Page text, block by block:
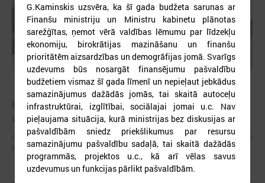
2026. gada 15. jūlijs
LPS: Interaktīvā karte vienkopus parāda plašu un
detalizētu informāciju par skolu tīklu Latvijā
LPS: Interaktīvā karte vienkopus parāda plašu un detalizētu informāciju
par skolu tīklu Latvijā
G.Kaminskis uzsvēra, ka šī gada budžeta sarunas ar
Finanšu ministriju un Ministru kabinetu plānotas
sarežģītas, ņemot vērā valdības lēmumu par līdzekļu
ekonomiju, birokrātijas mazināšanu un finanšu
prioritātēm aizsardzības un demogrāfijas jomā. Svarīgs
uzdevums būs nosargāt finansējumu pašvaldību
budžetiem vismaz šī gada līmenī un nepieļaut jebkādus
samazinājumus dažādās jomās, tai skaitā autoceļu
infrastruktūrai, izglītībai, sociālajai jomai u.c. Nav
pieļaujama situācija, kurā ministrijas bez diskusijas ar
pašvaldībām sniedz priekšlikumus par resursu
samazinājumu pašvaldību sadaļā, tai skaitā dažādās
programmās, projektos u.c., kā arī vēlas savus
uzdevumus un funkcijas pārlikt pašvaldībām.